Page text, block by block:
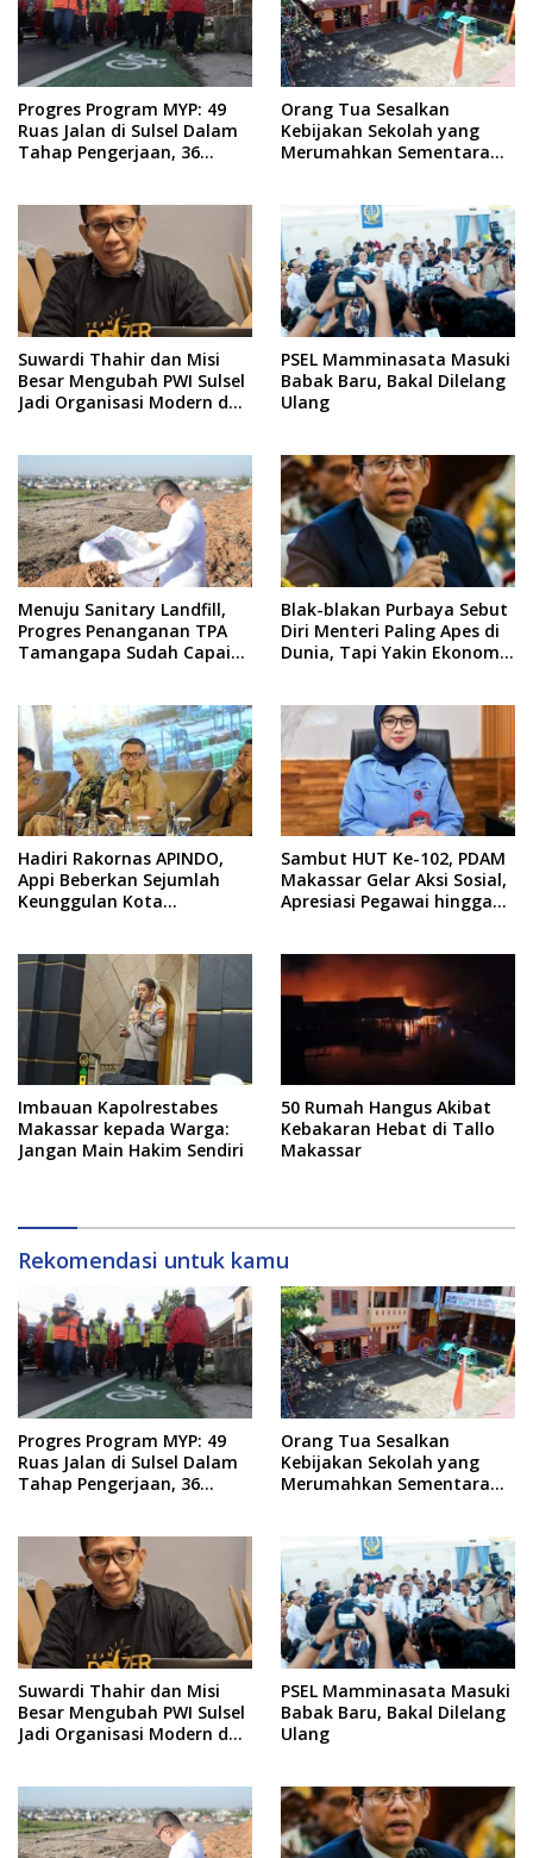
Progres Program MYP: 49
Ruas Jalan di Sulsel Dalam
Tahap Pengerjaan, 36
Orang Tua Sesalkan
Kebijakan Sekolah yang
Merumahkan Sementara
Suwardi Thahir dan Misi
Besar Mengubah PWI Sulsel
Jadi Organisasi Modern dan
PSEL Mamminasata Masuki
Babak Baru, Bakal Dilelang
Ulang
Menuju Sanitary Landfill,
Progres Penanganan TPA
Tamangapa Sudah Capai
Blak-blakan Purbaya Sebut
Diri Menteri Paling Apes di
Dunia, Tapi Yakin Ekonomi
Hadiri Rakornas APINDO,
Appi Beberkan Sejumlah
Keunggulan Kota
Sambut HUT Ke-102, PDAM
Makassar Gelar Aksi Sosial,
Apresiasi Pegawai hingga
Imbauan Kapolrestabes
Makassar kepada Warga:
Jangan Main Hakim Sendiri
50 Rumah Hangus Akibat
Kebakaran Hebat di Tallo
Makassar
Rekomendasi untuk kamu
Progres Program MYP: 49
Ruas Jalan di Sulsel Dalam
Tahap Pengerjaan, 36
Orang Tua Sesalkan
Kebijakan Sekolah yang
Merumahkan Sementara
Suwardi Thahir dan Misi
Besar Mengubah PWI Sulsel
Jadi Organisasi Modern dan
PSEL Mamminasata Masuki
Babak Baru, Bakal Dilelang
Ulang